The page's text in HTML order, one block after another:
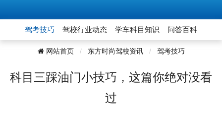
驾考技巧 驾校行业动态 学车科目知识 问答百科
网站首页 东方时尚驾校资讯 驾考技巧
科目三踩油门小技巧，这篇你绝对没看
过